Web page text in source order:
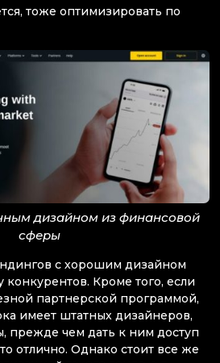
тоже оптимизировать по
дизайном из финансовой
сферы
с хорошим дизайном
Кроме того, если
партнерской программой,
имеет штатных дизайнеров,
прежде чем дать к ним доступ
отлично. Однако стоит все же